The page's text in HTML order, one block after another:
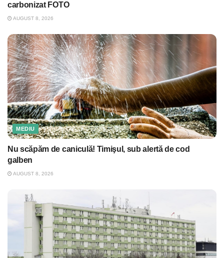
carbonizat FOTO
AUGUST 8, 2026
MEDIU
Nu scăpăm de caniculă! Timişul, sub alertă de cod
galben
AUGUST 8, 2026